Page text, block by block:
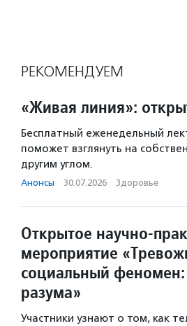
РЕКОМЕНДУЕМ
«Живая линия»:
Бесплатный еженедельный
поможет взглянуть на
другим углом.
Анонсы · 30.07.2026 · Здоровье
Открытое научно-
мероприятие
социальный феномен:
разума»
Участники узнают о том, как